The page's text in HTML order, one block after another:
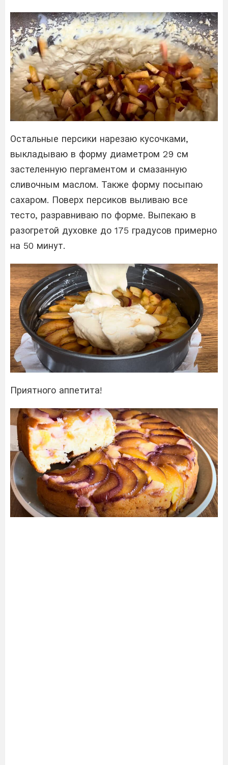
Остальные персики нарезаю кусочками,
выкладываю в форму диаметром 29 см
застеленную пергаментом и смазанную
сливочным маслом. Также форму посыпаю
сахаром. Поверх персиков выливаю все
тесто, разравниваю по форме. Выпекаю в
разогретой духовке до 175 градусов примерно
на 50 минут.
Приятного аппетита!